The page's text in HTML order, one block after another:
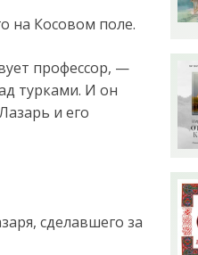
на Косовом поле.
профессор, —
турками. И он
и его
сделавшего за